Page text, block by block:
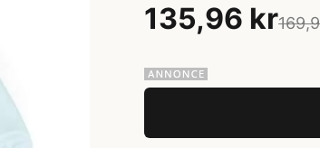
135,96 kr